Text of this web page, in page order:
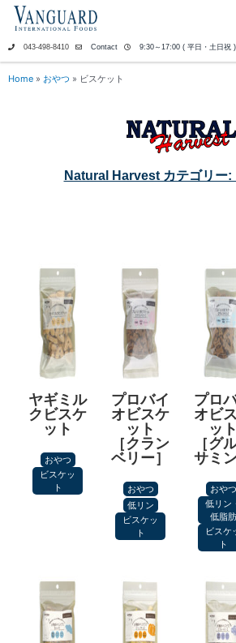
ス
キ
043-498-8410 Contact 9:30～17:00 ( 平日・土日祝 )
Home » おやつ » ビスケット
Natural Harvest カテゴリー:
ヤギミル
クビスケ
ット
おやつ
ビスケッ
ト
プロバイ
オビスケ
ット
［クラン
ベリー］
おやつ
低リン
ビスケッ
ト
プロ
オビ
ット
［グ
サミン
おやつ
低リン
低脂肪
ビスケ
ト